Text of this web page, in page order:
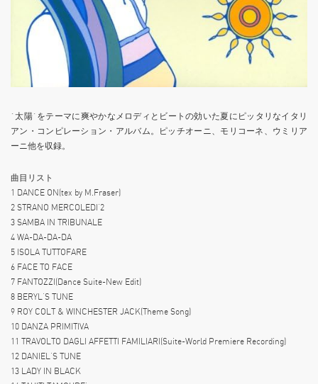
`太陽`をテーマに爽やかなメロディとビートの効いた夏にピッタリなイタリ
アン・コンピレーション・アルバム。ピッチオーニ、モリコーネ、ウミリア
ーニ他を収録。
曲目リスト
1 DANCE ON(tex by M.Fraser)
2 STRANO MERCOLEDI’2
3 SAMBA IN TRIBUNALE
4 WA-DA-DA-DA
5 ISOLA TUTTOFARE
6 FACE TO FACE
7 FANTOZZI(Dance Suite-New Edit)
8 BERYL’S TUNE
9 ROY COLT & WINCHESTER JACK(Theme Song)
10 DANZA PRIMITIVA
11 TRAVOLTO DAGLI AFFETTI FAMILIARI(Suite-World Premiere Recording)
12 DANIEL’S TUNE
13 LADY IN BLACK